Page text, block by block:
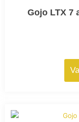
Gojo LTX 7